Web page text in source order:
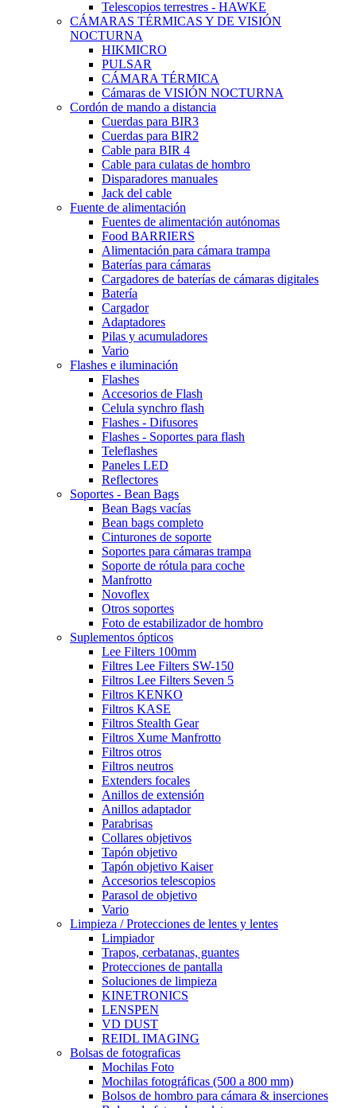
Telescopios terrestres - HAWKE
CÁMARAS TÉRMICAS Y DE VISIÓN
NOCTURNA
HIKMICRO
PULSAR
CÁMARA TÉRMICA
Cámaras de VISIÓN NOCTURNA
Cordón de mando a distancia
Cuerdas para BIR3
Cuerdas para BIR2
Cable para BIR 4
Cable para culatas de hombro
Disparadores manuales
Jack del cable
Fuente de alimentación
Fuentes de alimentación autónomas
Food BARRIERS
Alimentación para cámara trampa
Baterías para cámaras
Cargadores de baterías de cámaras digitales
Batería
Cargador
Adaptadores
Pilas y acumuladores
Vario
Flashes e iluminación
Flashes
Accesorios de Flash
Celula synchro flash
Flashes - Difusores
Flashes - Soportes para flash
Teleflashes
Paneles LED
Reflectores
Soportes - Bean Bags
Bean Bags vacías
Bean bags completo
Cinturones de soporte
Soportes para cámaras trampa
Soporte de rótula para coche
Manfrotto
Novoflex
Otros soportes
Foto de estabilizador de hombro
Suplementos ópticos
Lee Filters 100mm
Filtres Lee Filters SW-150
Filtros Lee Filters Seven 5
Filtros KENKO
Filtros KASE
Filtros Stealth Gear
Filtros Xume Manfrotto
Filtros otros
Filtros neutros
Extenders focales
Anillos de extensión
Anillos adaptador
Parabrisas
Collares objetivos
Tapón objetivo
Tapón objetivo Kaiser
Accesorios telescopios
Parasol de objetivo
Vario
Limpieza / Protecciones de lentes y lentes
Limpiador
Trapos, cerbatanas, guantes
Protecciones de pantalla
Soluciones de limpieza
KINETRONICS
LENSPEN
VD DUST
REIDL IMAGING
Bolsas de fotograficas
Mochilas Foto
Mochilas fotográficas (500 a 800 mm)
Bolsos de hombro para cámara & inserciones